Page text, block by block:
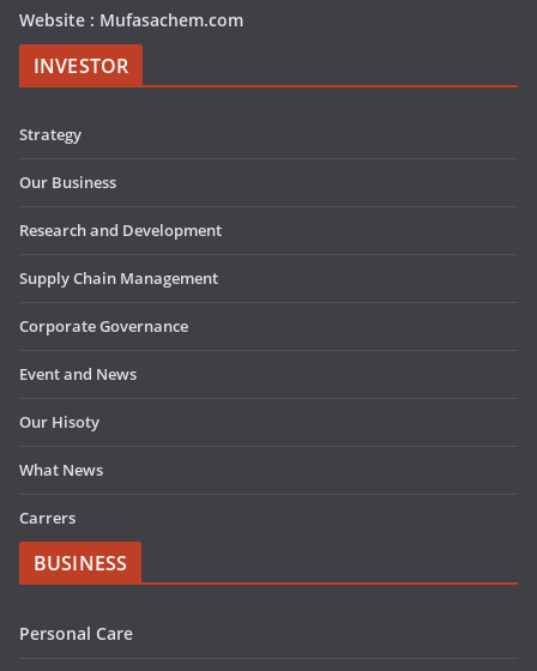
Website : Mufasachem.com
INVESTOR
Strategy
Our Business
Research and Development
Supply Chain Management
Corporate Governance
Event and News
Our Hisoty
What News
Carrers
BUSINESS
Personal Care